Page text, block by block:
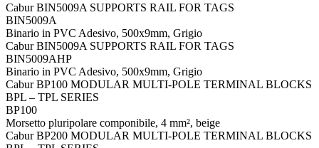
Cabur BIN5009A SUPPORTS RAIL FOR TAGS
BIN5009A
Binario in PVC Adesivo, 500x9mm, Grigio
Cabur BIN5009A SUPPORTS RAIL FOR TAGS
BIN5009AHP
Binario in PVC Adesivo, 500x9mm, Grigio
Cabur BP100 MODULAR MULTI-POLE TERMINAL BLOCKS
BPL – TPL SERIES
BP100
Morsetto pluripolare componibile, 4 mm², beige
Cabur BP200 MODULAR MULTI-POLE TERMINAL BLOCKS